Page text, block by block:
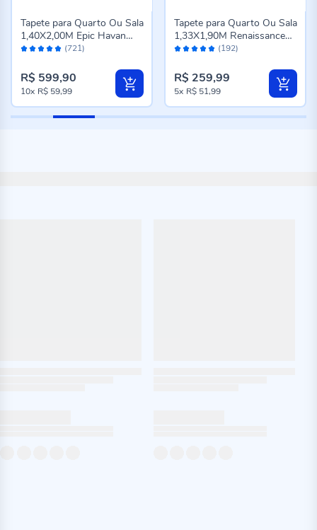
Avaliação: (721)
Tapete para Quarto Ou Sala
1,40X2,00M Epic Havan
Casa - Cinza Novo
R$ 599,90
10x R$ 59,99
Avaliação: (192)
Tapete para Quarto Ou Sala
1,33X1,90M Renaissance
Havan Casa - Genova
R$ 259,99
5x R$ 51,99